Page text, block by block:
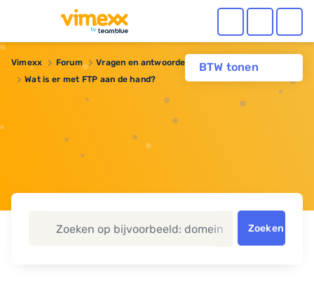
BTW tonen
Vimexx Forum Vragen en antwoorden
Webhosting
Wat is er met FTP aan de hand?
Zoeken